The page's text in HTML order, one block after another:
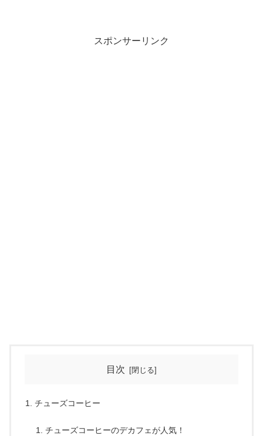
スポンサーリンク
目次
チューズコーヒー
チューズコーヒーのデカフェが人気！